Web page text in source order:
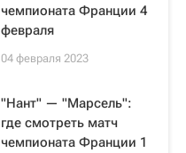
чемпионата Франции 4
февраля
04 февраля 2023
"Нант" — "Марсель":
где смотреть матч
чемпионата Франции 1